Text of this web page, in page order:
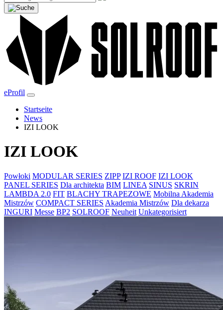
eProfil
Startseite
News
IZI LOOK
IZI LOOK
Powłoki MODULAR SERIES ZIPP IZI ROOF IZI LOOK
PANEL SERIES Dla architekta BIM LINEA SINUS SKRIN
LAMBDA 2.0 FIT BLACHY TRAPEZOWE Mobilna Akademia
Mistrzów COMPACT SERIES Akademia Mistrzów Dla dekarza
INGURI Messe BP2 SOLROOF Neuheit Unkategorisiert